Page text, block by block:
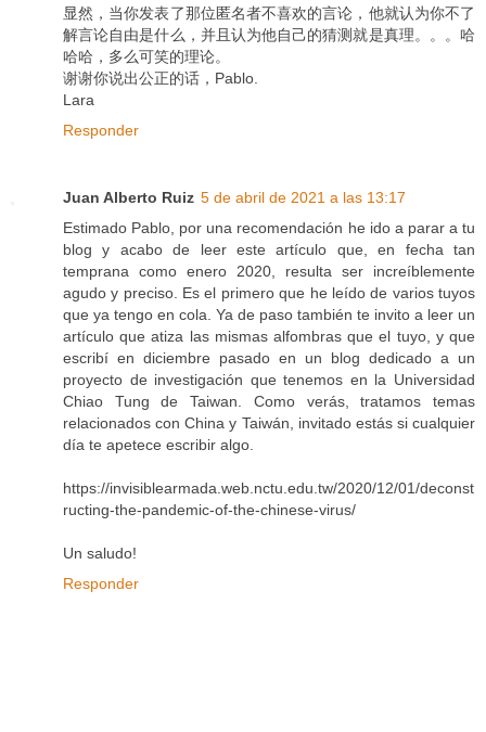
显然，当你发表了那位匿名者不喜欢的言论，他就认为你不了
解言论自由是什么，并且认为他自己的猜测就是真理。。。哈
哈哈，多么可笑的理论。
谢谢你说出公正的话，Pablo.
Lara
Responder
Juan Alberto Ruiz 5 de abril de 2021 a las 13:17
Estimado Pablo, por una recomendación he ido a parar a tu
blog y acabo de leer este artículo que, en fecha tan
temprana como enero 2020, resulta ser increíblemente
agudo y preciso. Es el primero que he leído de varios tuyos
que ya tengo en cola. Ya de paso también te invito a leer un
artículo que atiza las mismas alfombras que el tuyo, y que
escribí en diciembre pasado en un blog dedicado a un
proyecto de investigación que tenemos en la Universidad
Chiao Tung de Taiwan. Como verás, tratamos temas
relacionados con China y Taiwán, invitado estás si cualquier
día te apetece escribir algo.
https://invisiblearmada.web.nctu.edu.tw/2020/12/01/deconst
ructing-the-pandemic-of-the-chinese-virus/
Un saludo!
Responder